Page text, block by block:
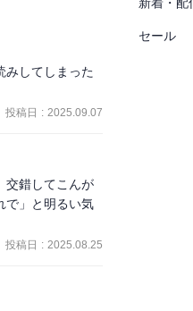
みしてしまった
投稿日 : 2025.09.07
交錯してこんが
で」と明るい気
投稿日 : 2025.08.25
セール